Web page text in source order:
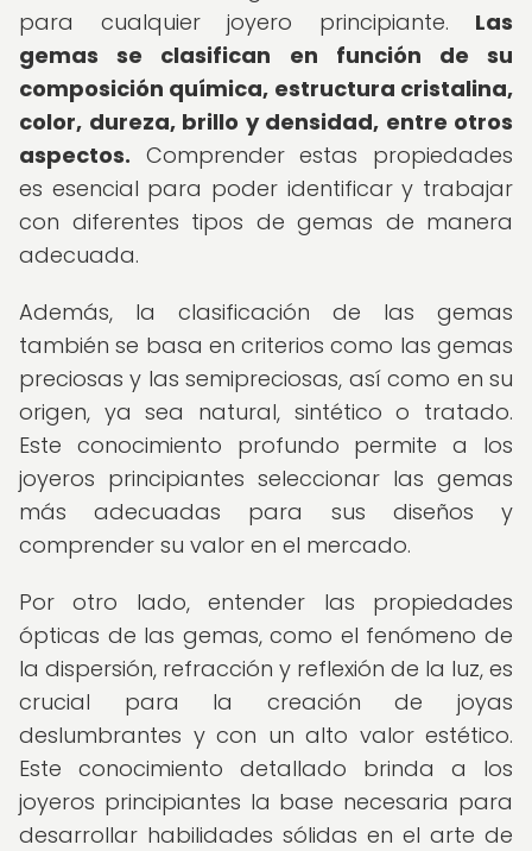
para cualquier joyero principiante. Las
gemas se clasifican en función de su
composición química, estructura cristalina,
color, dureza, brillo y densidad, entre otros
aspectos. Comprender estas propiedades
es esencial para poder identificar y trabajar
con diferentes tipos de gemas de manera
adecuada.
Además, la clasificación de las gemas
también se basa en criterios como las gemas
preciosas y las semipreciosas, así como en su
origen, ya sea natural, sintético o tratado.
Este conocimiento profundo permite a los
joyeros principiantes seleccionar las gemas
más adecuadas para sus diseños y
comprender su valor en el mercado.
Por otro lado, entender las propiedades
ópticas de las gemas, como el fenómeno de
la dispersión, refracción y reflexión de la luz, es
crucial para la creación de joyas
deslumbrantes y con un alto valor estético.
Este conocimiento detallado brinda a los
joyeros principiantes la base necesaria para
desarrollar habilidades sólidas en el arte de